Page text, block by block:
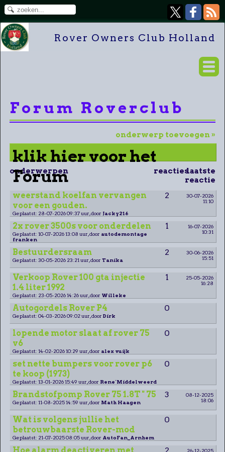
Rover Owners Club Holland
Forum Roverclub
onderwerp toevoegen »
klik hier voor het
Forum
onderwerpen reactieslaatste
reactie
weerstand koelfan vervangen
voor een gouden.
2
30-07-2026
11:10
Geplaatst: 28-07-2026 09:37 uur, door Jacky216
2x rover 3500s voor onderdelen 1
16-07-2026
10:31
Geplaatst: 10-07-2026 13:08 uur, door autodemontage
franken
Bestuurdersraam 2
30-06-2026
15:51
Geplaatst: 30-05-2026 23:21 uur, door Tanika
Verkoop Rover 100 gta injectie
1.4 liter 1992
1
25-05-2026
16:28
Geplaatst: 23-05-2026 14:26 uur, door Willeke
Autogordels Rover P4 0
Geplaatst: 04-03-2026 09:02 uur, door Dirk
lopende motor slaat af rover 75
v6
0
Geplaatst: 14-02-2026 10:29 uur, door alex vuijk
set nette bumpers voor rover p6
te koop (1973)
0
Geplaatst: 13-01-2026 15:49 uur, door Rene´Middelweerd
Brandstofpomp Rover 75 1.8T " 75 3
08-12-2025
18:06
Geplaatst: 11-08-2025 14:59 uur, door Math Haagen
Wat is volgens jullie het
betrouwbaarste Rover-mod
0
Geplaatst: 21-07-2025 08:05 uur, door AutoFan_Arnhem
Hoe alarm deactiveren met
2
26-12-2025